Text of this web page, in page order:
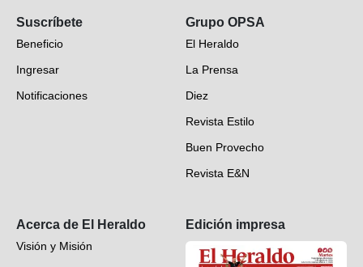
EH Verifica
Fotogalerías
Deportes
Videos
Suscríbete
Beneficio
Ingresar
Notificaciones
Grupo OPSA
El Heraldo
La Prensa
Diez
Revista Estilo
Buen Provecho
Revista E&N
Acerca de El Heraldo
Visión y Misión
Edición impresa